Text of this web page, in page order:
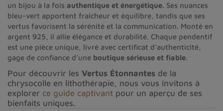
un bijou à la fois authentique et énergétique. Ses nuances
bleu-vert apportent fraîcheur et équilibre, tandis que ses
vertus favorisent la sérénité et la communication. Monté en
argent 925, il allie élégance et durabilité. Chaque pendentif
est une pièce unique, livré avec certificat d’authenticité,
gage de confiance d’une boutique sérieuse et fiable.
Pour découvrir les Vertus Étonnantes de la
chrysocolle en lithothérapie, nous vous invitons à
explorer ce guide captivant pour un aperçu de ses
bienfaits uniques.